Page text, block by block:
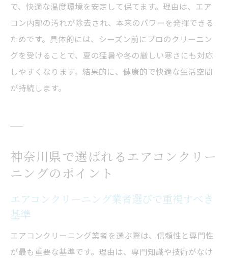
で、快適な温度環境を安定して保てます。理由は、エア
コン内部の汚れが除去され、本来のパワーを発揮できる
ためです。具体的には、シーズン前にプロのクリーニン
グを受けることで、夏の猛暑や冬の厳しい寒さにも対応
しやすくなります。結果的に、健康的で快適な生活空間
が持続します。
神奈川県で選ばれるエアコンクリー
ニングのポイント
エアコンクリーニング業者選びで重視すべき
基準
エアコンクリーニング業者を選ぶ際は、信頼性と専門性
が最も重要な基準です。理由は、専門知識や技術がなけ